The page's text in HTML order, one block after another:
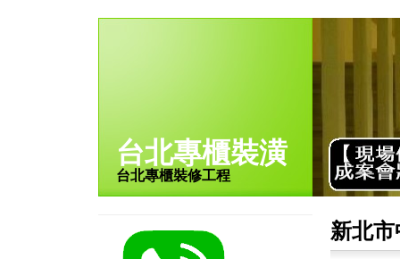
台北專櫃裝潢
台北專櫃裝修工程
新北